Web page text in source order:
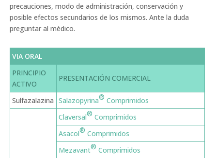
precauciones, modo de administración, conservación y
posible efectos secundarios de los mismos. Ante la duda
preguntar al médico.
VIA ORAL
PRINCIPIO
ACTIVO
PRESENTACIÓN COMERCIAL
Sulfazalazina Salazopyrina® Comprimidos
Claversal® Comprimidos
Asacol® Comprimidos
Mezavant® Comprimidos